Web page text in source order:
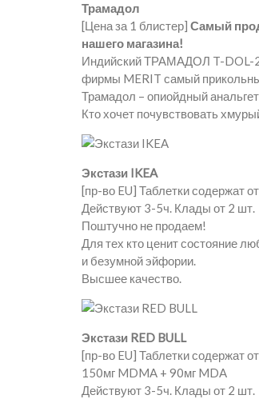
Трамадол
[Цена за 1 блистер] Самый
нашего магазина!
Индийский ТРАМАДОЛ T-DOL-
фирмы MERIT самый
Трамадол – опиойдный
Кто хочет почувствовать
Экстази IKEA
[пр-во EU] Таблетки содержат
Действуют 3-5ч. Клады от 2 шт.
Поштучно не продаем!
Для тех кто ценит состояние
и безумной эйфории.
Высшее качество.
Экстази RED BULL
[пр-во EU] Таблетки содержат
150мг MDMA + 90мг MDA
Действуют 3-5ч. Клады от 2 шт.